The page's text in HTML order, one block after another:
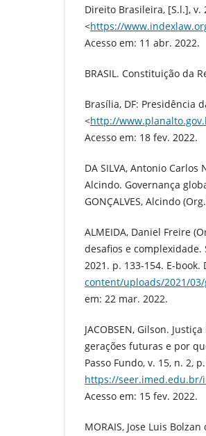
Direito Brasileira, [S.l.], v.
<https://
Acesso em: 11 abr. 2022.
BRASIL. Constituição da
Brasília, DF: Presidência
<http://
Acesso em: 18 fev. 2022.
DA SILVA, Antonio Carlos
Alcindo. Governança
GONÇALVES, Alcindo
ALMEIDA, Daniel Freire
desafios e complexidade.
2021. p. 133-154. E-book.
content/uploads/2021/
em: 22 mar. 2022.
JACOBSEN, Gilson.
gerações futuras e por
Passo Fundo, v. 15, n. 2,
https://
Acesso em: 15 fev. 2022.
MORAIS, Jose Luis